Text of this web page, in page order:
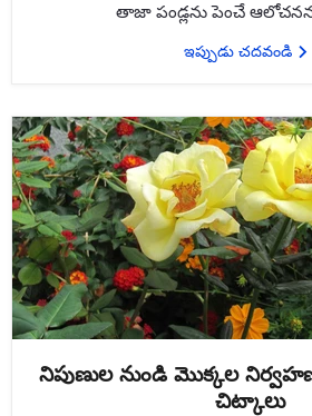
తాజా పండ్లను పెంచే
ఇప్పుడు చదవండి
నిపుణుల నుండి మొక్కల
చిట్కాలు